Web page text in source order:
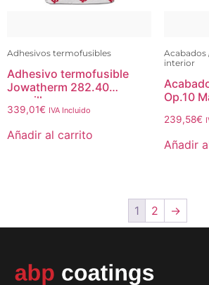
Adhesivos termofusibles
Adhesivo termofusible
Jowatherm 282.40
amarillo
339,01€ IVA Incluido
Añadir al carrito
Acabados
interior
Op.10
239,58€
Añadir
1 2 →